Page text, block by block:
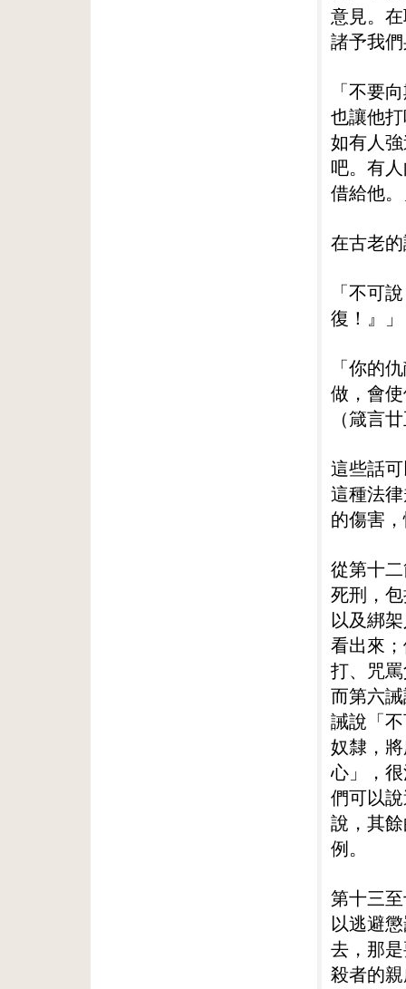
意見。
諸予我
「不要
也讓他
如有人
吧。有
借給他
在古老
「不可
復！』
「你的
做，會
（箴言
這些話
這種法
的傷害
從第十
死刑，
以及綁
看出來
打、咒
而第六
誡說「
奴隸，
心」，
們可以
說，其
例。
第十三
以逃避
去，那
殺者的